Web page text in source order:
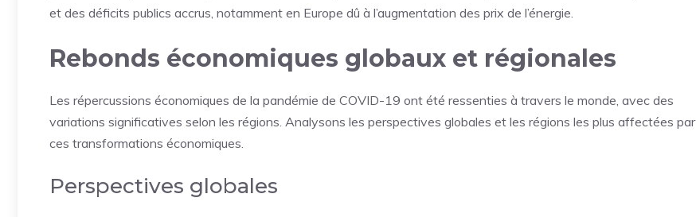
et des déficits publics accrus, notamment en Europe dû à l’augmentation des prix de l’énergie.
Rebonds économiques globaux et régionales
Les répercussions économiques de la pandémie de COVID-19 ont été ressenties à travers le monde, avec des
variations significatives selon les régions. Analysons les perspectives globales et les régions les plus affectées par
ces transformations économiques.
Perspectives globales